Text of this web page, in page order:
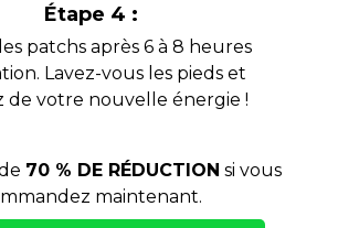
Étape 4 :
patchs après 6 à 8 heures
Lavez-vous les pieds et
de votre nouvelle énergie !
70 % DE RÉDUCTION si vous
maintenant.